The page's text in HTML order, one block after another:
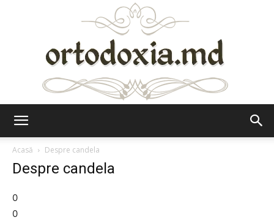
Acasă
Despre candela
Despre candela
0
0